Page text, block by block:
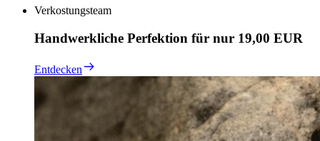
Verkostungsteam
Handwerkliche Perfektion für nur 19,00 EUR
Entdecken